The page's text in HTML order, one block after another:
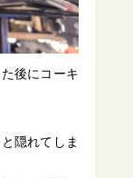
後にコーキ
隠れてしま